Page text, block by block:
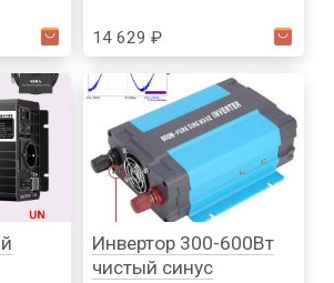
14 629 ₽
Инвертор 300-600Вт
чистый синус